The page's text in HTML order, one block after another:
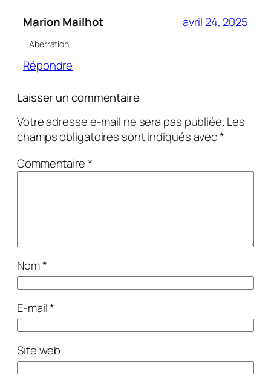
Marion Mailhot
avril 24, 2025
Aberration
Répondre
Laisser un commentaire
Votre adresse e-mail ne sera pas publiée. Les
champs obligatoires sont indiqués avec*
Commentaire*
Nom*
E-mail*
Site web